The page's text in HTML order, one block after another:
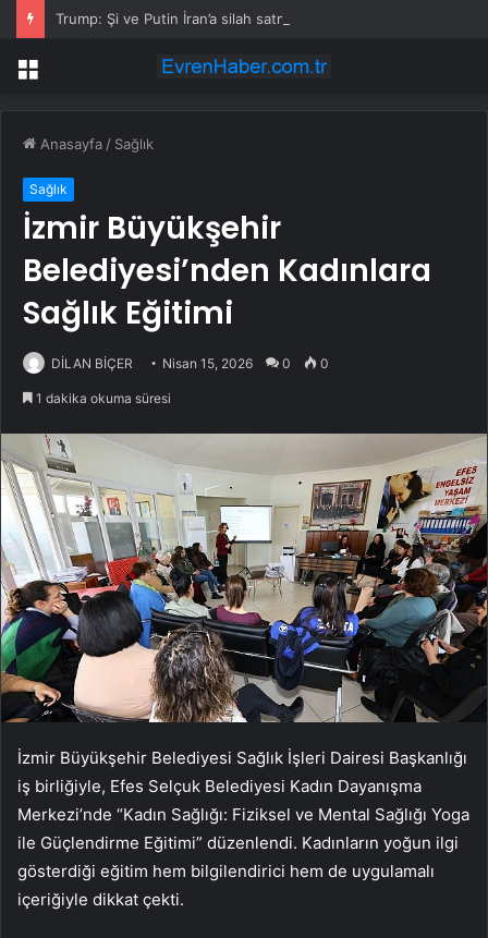
Trump: Şi ve Putin İran’a silah satmayacaklarını söyledi
Menü
Anasayfa / Sağlık
Sağlık
İzmir Büyükşehir
Belediyesi’nden Kadınlara
Sağlık Eğitimi
DİLAN BİÇER Nisan 15, 2026 0 0
1 dakika okuma süresi
İzmir Büyükşehir Belediyesi Sağlık İşleri Dairesi Başkanlığı
iş birliğiyle, Efes Selçuk Belediyesi Kadın Dayanışma
Merkezi’nde “Kadın Sağlığı: Fiziksel ve Mental Sağlığı Yoga
ile Güçlendirme Eğitimi” düzenlendi. Kadınların yoğun ilgi
gösterdiği eğitim hem bilgilendirici hem de uygulamalı
içeriğiyle dikkat çekti.